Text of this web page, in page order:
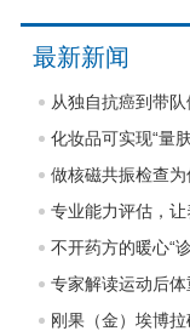
最新新闻
从独自抗癌到带
化妆品可实现“量
做核磁共振检查
专业能力评估，
不开药方的暖心“
专家解读运动后
刚果（金）埃博